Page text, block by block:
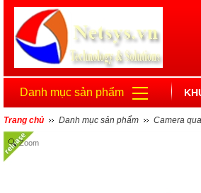
Danh mục sản phẩm
Trang chủ Danh mục sản phẩm Camera
Zoom